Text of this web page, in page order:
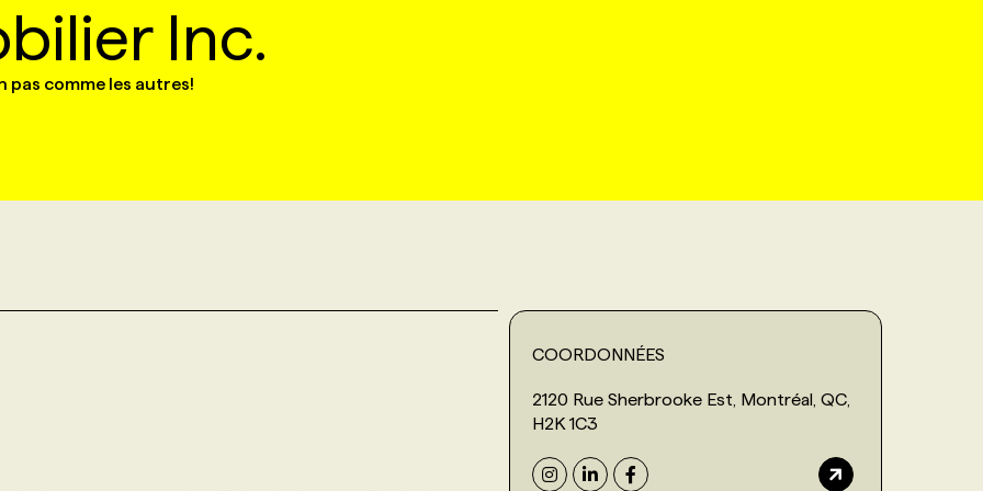
Inc.
pas comme les autres!
COORDONNÉES
2120 Rue Sherbrooke Est, Montréal, QC,
H2K 1C3